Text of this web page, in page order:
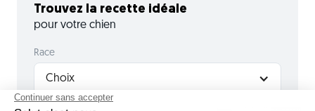
Trouvez la recette idéale
pour votre chien
Race
Choix